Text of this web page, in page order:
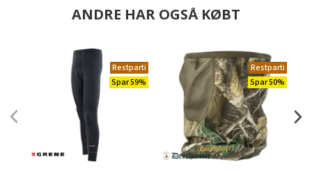
ANDRE HAR OGSÅ KØBT
Restparti
Spar 59%
Restparti
Spar 50%